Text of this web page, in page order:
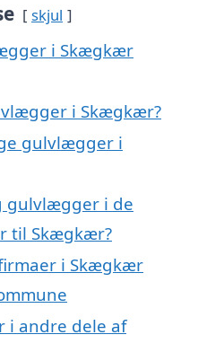
skjul
i Skægkær
i Skægkær?
gulvlægger i
gulvlægger i de
til Skægkær?
i Skægkær
i andre dele af